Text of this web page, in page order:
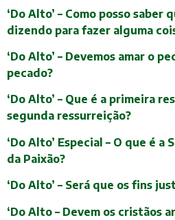
‘Do Alto’ – Como posso saber
dizendo para fazer alguma
‘Do Alto’ – Devemos amar o
pecado?
‘Do Alto’ – Que é a primeira
segunda ressurreição?
‘Do Alto’ Especial – O que é a
da Paixão?
‘Do Alto’ – Será que os fins
‘Do Alto – Devem os cristãos